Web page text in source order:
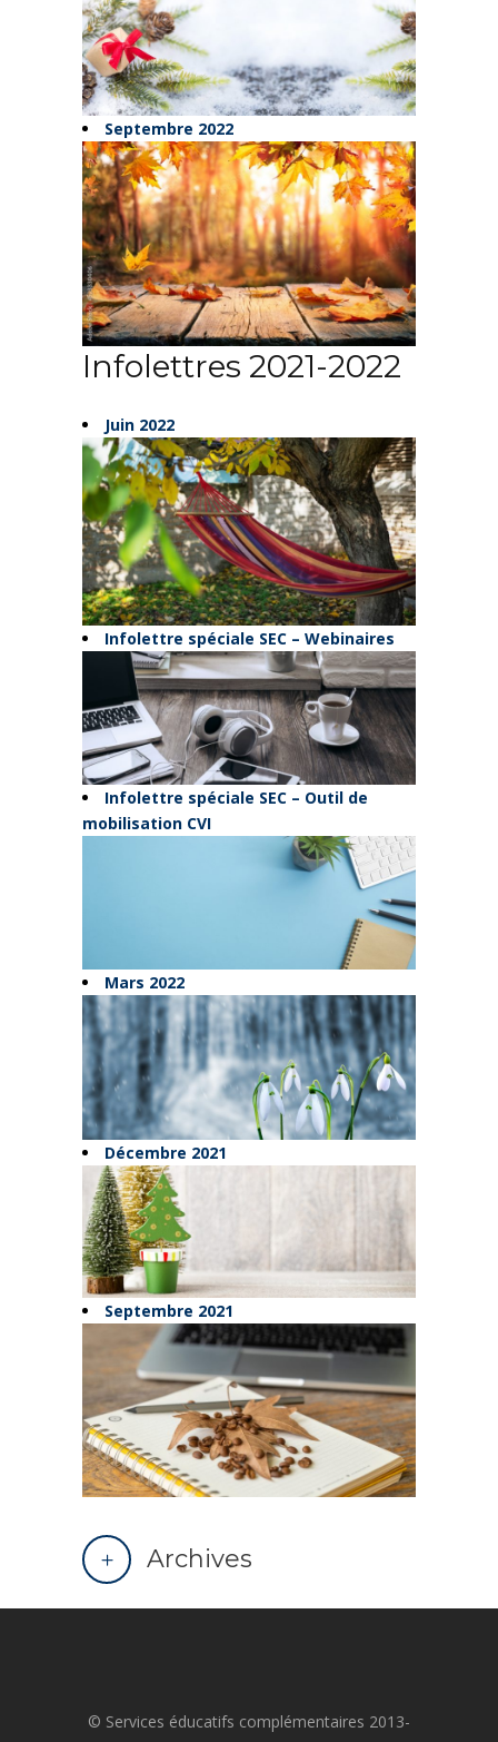
Septembre 2022
Infolettres 2021-2022
Juin 2022
Infolettre spéciale SEC – Webinaires
Infolettre spéciale SEC – Outil de
mobilisation CVI
Mars 2022
Décembre 2021
Septembre 2021
Archives
© Services éducatifs complémentaires 2013-